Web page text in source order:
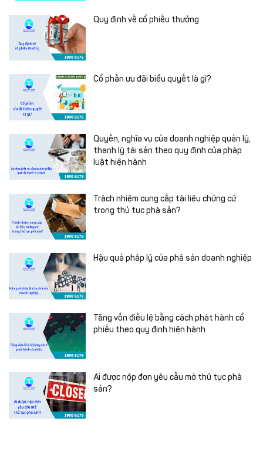
Quy định về cổ phiếu thưởng
Cổ phần ưu đãi biểu quyết là gì?
Quyền, nghĩa vụ của doanh nghiệp quản lý,
thanh lý tài sản theo quy định của pháp
luật hiện hành
Trách nhiệm cung cấp tài liệu chứng cứ
trong thủ tục phá sản?
Hậu quả pháp lý của phá sản doanh nghiệp
Tăng vốn điều lệ bằng cách phát hành cổ
phiếu theo quy định hiện hành
Ai được nộp đơn yêu cầu mở thủ tục phá
sản?